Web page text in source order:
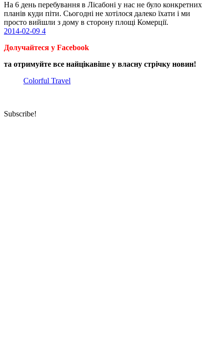
На 6 день перебування в Лісабоні у нас не було конкретних
планів куди піти. Сьогодні не хотілося далеко їхати і ми
просто вийшли з дому в сторону площі Комерції.
2014-02-09 4
Долучайтеся у Facebook
та отримуйте все найцікавіше у власну стрічку новин!
Colorful Travel
Subscribe!